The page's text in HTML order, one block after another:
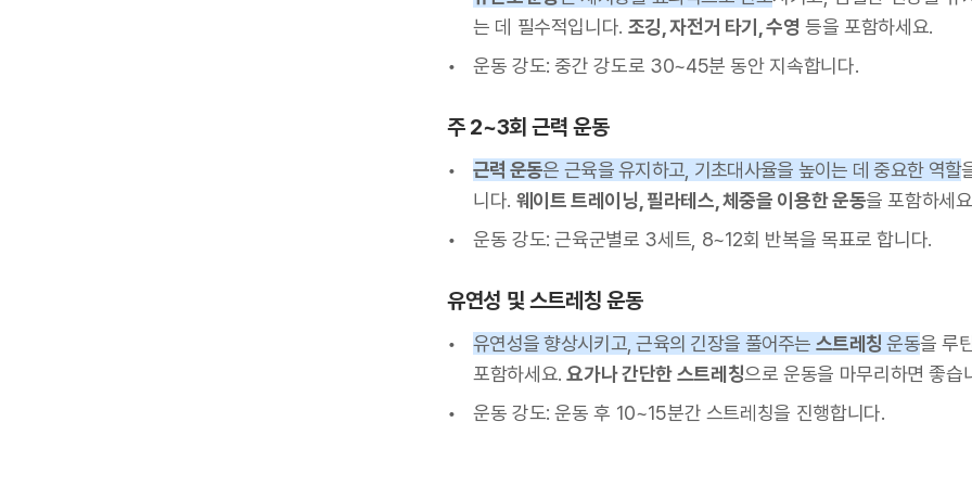
는 데 필수적입니다. 조깅, 자전거 타기, 수영 등을 포함하세요.
운동 강도: 중간 강도로 30~45분 동안 지속합니다.
주 2~3회 근력 운동
근력 운동은 근육을 유지하고, 기초대사율을 높이는 데 중요한 역할
니다. 웨이트 트레이닝, 필라테스, 체중을 이용한 운동을 포함하세
운동 강도: 근육군별로 3세트, 8~12회 반복을 목표로 합니다.
유연성 및 스트레칭 운동
유연성을 향상시키고, 근육의 긴장을 풀어주는 스트레칭 운동을 루
포함하세요.요가나 간단한 스트레칭으로 운동을 마무리하면 좋습
운동 강도: 운동 후 10~15분간 스트레칭을 진행합니다.